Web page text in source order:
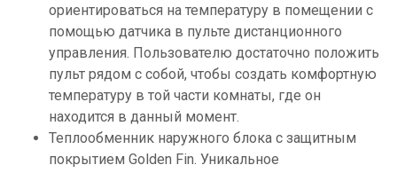
ориентироваться на температуру в помещении с
помощью датчика в пульте дистанционного
управления. Пользователю достаточно положить
пульт рядом с собой, чтобы создать комфортную
температуру в той части комнаты, где он
находится в данный момент.
Теплообменник наружного блока с защитным
покрытием Golden Fin. Уникальное